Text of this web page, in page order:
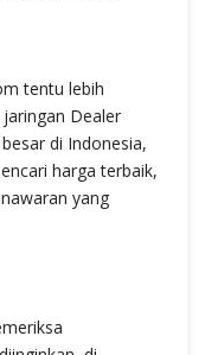
tentu lebih
Dealer
di Indonesia,
harga terbaik,
yang